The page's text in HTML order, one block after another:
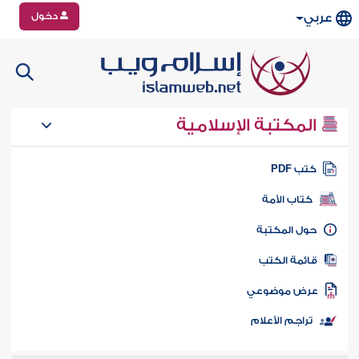
عربي دخول
المكتبة الإسلامية
كتب PDF
كتاب الأمة
المكتبة
الكتب
موضوعي